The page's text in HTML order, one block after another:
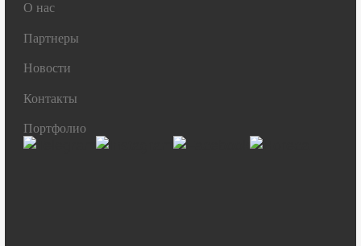
О нас
Партнеры
Новости
Контакты
Портфолио